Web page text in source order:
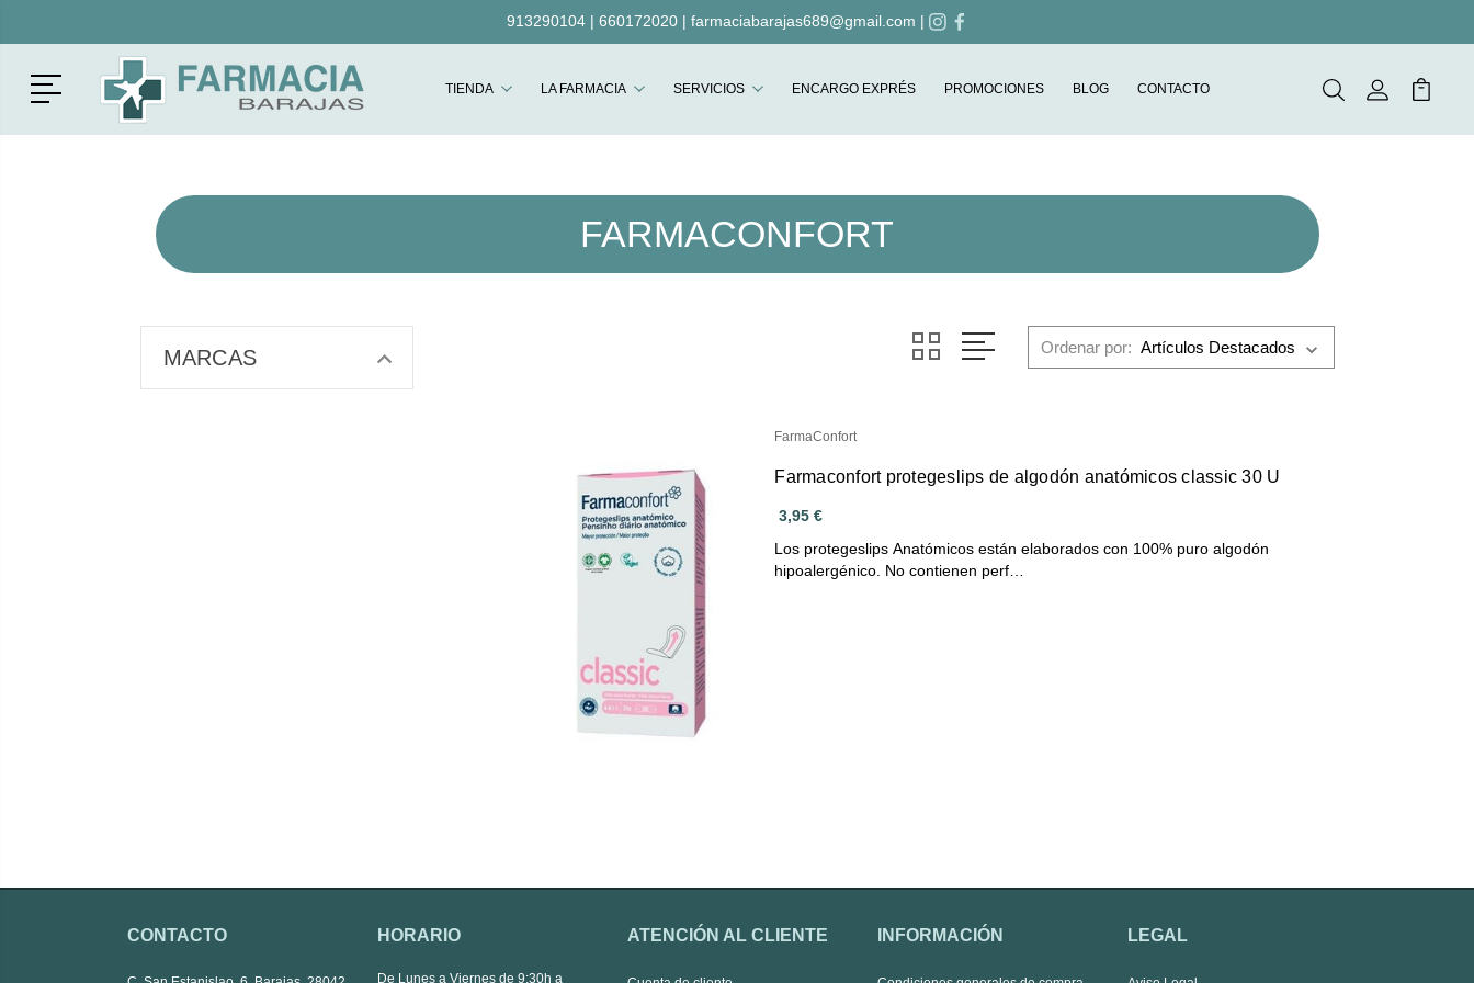
913290104| 660172020| farmaciabarajas689@gmail.com |
Menú TIENDA LA FARMACIA SERVICIOS ENCARGO EXPRÉS PROMOCIONES BLOG CONTACTO BuscarMi Cuenta
Mi
FARMACONFORT
MARCAS Ordenar por:
FarmaConfort
Farmaconfort protegeslips de algodón anatómicos classic 30 U
3,95 €
Los protegeslips Anatómicos están elaborados con 100% puro algodón
hipoalergénico. No contienen perf…
CONTACTO HORARIO
De Lunes a Viernes de 9:30h a
ATENCIÓN AL CLIENTE INFORMACIÓN LEGAL